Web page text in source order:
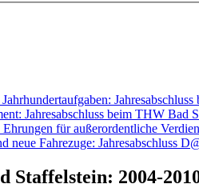
Jahresabschluss beim THW Bad
für außerordentliche
neue Fahrezuge: Jahresabschluss
Staffelstein: 2004-